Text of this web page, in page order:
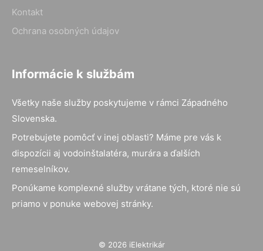
Kontakt
Ochrana osobných údajov
Informácie k službám
Všetky naše služby poskytujeme v rámci Západného
Slovenska.
Potrebujete pomôcť v inej oblasti? Máme pre vás k
dispozícii aj vodoinštalatéra, murára a ďalších
remeselníkov.
Ponúkame komplexné služby vrátane tých, ktoré nie sú
priamo v ponuke webovej stránky.
© 2026 iElektrikár